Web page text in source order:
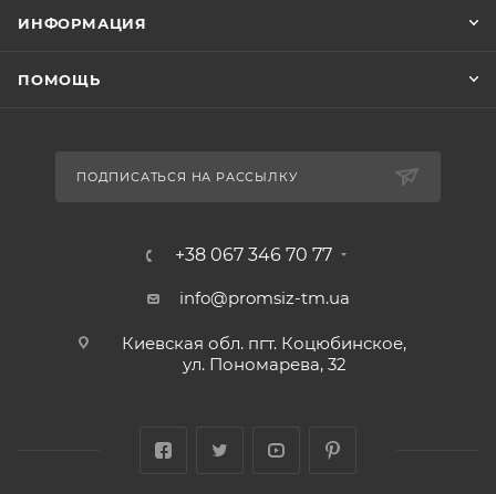
ИНФОРМАЦИЯ
ПОМОЩЬ
ПОДПИСАТЬСЯ НА РАССЫЛКУ
+38 067 346 70 77
info@promsiz-tm.ua
Киевская обл. пгт. Коцюбинское,
ул. Пономарева, 32